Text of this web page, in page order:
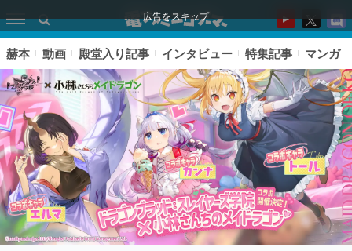
広告をスキップ
赫本 動画 殿堂入り記事 インタビュー 特集記事 マンガ